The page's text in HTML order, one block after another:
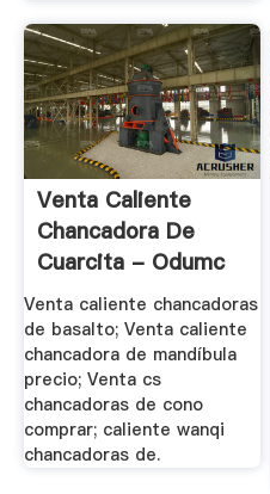
Venta Caliente
Chancadora De
Cuarcita - Odumc
Venta caliente chancadoras
de basalto; Venta caliente
chancadora de mandíbula
precio; Venta cs
chancadoras de cono
comprar; caliente wanqi
chancadoras de.